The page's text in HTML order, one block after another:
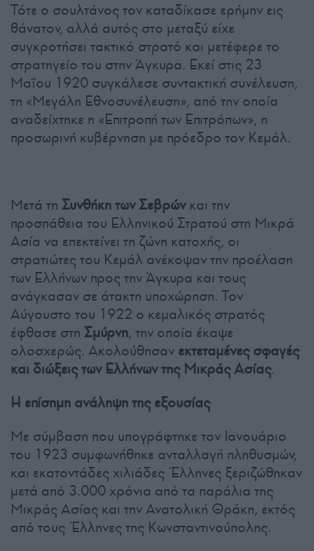
Τότε ο σουλτάνος τον καταδίκασε ερήμην εις
θάνατον, αλλά αυτός στο μεταξύ είχε
συγκροτήσει τακτικό στρατό και μετέφερε το
στρατηγείο του στην Άγκυρα. Εκεί στις 23
Μαΐου 1920 συγκάλεσε συντακτική συνέλευση,
τη «Μεγάλη Εθνοσυνέλευση», από την οποία
αναδείχτηκε η «Επιτροπή των Επιτρόπων», η
προσωρινή κυβέρνηση με πρόεδρο τον Κεμάλ.
Μετά τη Συνθήκη των Σεβρώνκαι την
προσπάθεια του Ελληνικού Στρατού στη Μικρά
Ασία να επεκτείνει τη ζώνη κατοχής, οι
στρατιώτες του Κεμάλ ανέκοψαν την προέλαση
των Ελλήνων προς την Άγκυρα και τους
ανάγκασαν σε άτακτη υποχώρηση. Τον
Αύγουστο του 1922 ο κεμαλικός στρατός
έφθασε στη Σμύρνη, την οποία έκαψε
ολοσχερώς. Ακολούθησαν εκτεταμένες σφαγές
και διώξεις των Ελλήνων της Μικράς Ασίας.
Η επίσημη ανάληψη της εξουσίας
Με σύμβαση που υπογράφτηκε τον Ιανουάριο
του 1923 συμφωνήθηκε ανταλλαγή πληθυσμών,
και εκατοντάδες χιλιάδες Έλληνες ξεριζώθηκαν
μετά από 3.000 χρόνια από τα παράλια της
Μικράς Ασίας και την Ανατολική Θράκη, εκτός
από τους Έλληνες της Κωνσταντινούπολης.